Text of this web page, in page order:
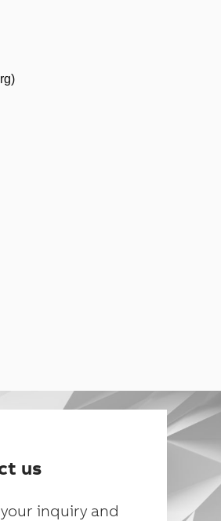
us
inquiry and